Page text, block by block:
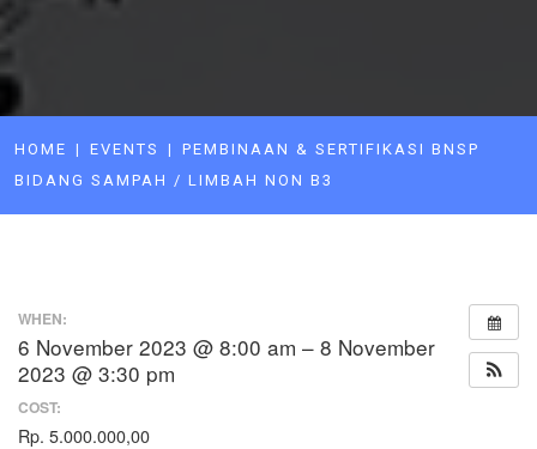
HOME EVENTS
PEMBINAAN & SERTIFIKASI BNSP
BIDANG SAMPAH / LIMBAH NON B3
WHEN:
6 November 2023 @ 8:00 am – 8 November
2023 @ 3:30 pm
COST:
Rp. 5.000.000,00